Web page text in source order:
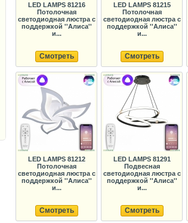
LED LAMPS 81216
Потолочная
светодиодная люстра с
поддержкой ''Алиса''
и...
Смотреть
LED LAMPS 81215
Потолочная
светодиодная люстра с
поддержкой ''Алиса''
и...
Смотреть
LED LAMPS 81212
Потолочная
светодиодная люстра с
поддержкой ''Алиса''
и...
Смотреть
LED LAMPS 81291
Подвесная
светодиодная люстра с
поддержкой ''Алиса''
и...
Смотреть